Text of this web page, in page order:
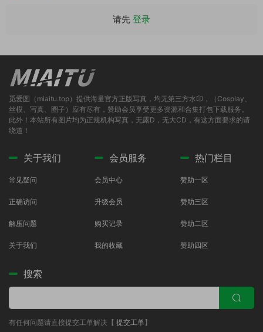
请先 登录
觅爱图（miaitu.top）提供海量官方正版写真，均无第三方水印，（Cosplay、
丝模、写真、圈子）应有尽有，赞助会员享受更多资源和合集打包下载服务。
此外！本站所有图片均为正规机构写真，无露D，无大CD，有这方面要求的请
绕道！
关于我们
常见疑问
正确访问
解压问题
关于我们
会员服务
会员中心
升级会员
购买记录
我的收藏
热门栏目
赞助一区
赞助三区
赞助二区
赞助四区
搜索
有任何问题请直接提交工单解决【 提交工单】